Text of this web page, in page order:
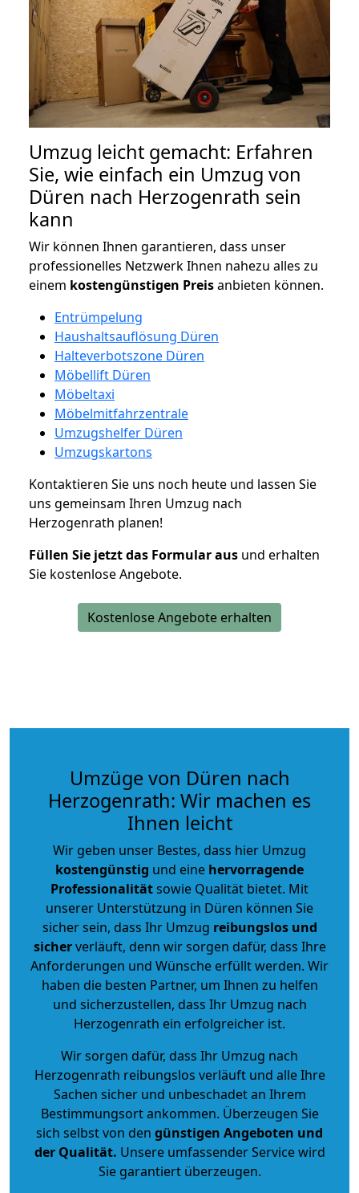
Umzug leicht gemacht: Erfahren
Sie, wie einfach ein Umzug von
Düren nach Herzogenrath sein
kann
Wir können Ihnen garantieren, dass unser
professionelles Netzwerk Ihnen nahezu alles zu
einem kostengünstigen Preisanbieten können.
Entrümpelung
Haushaltsauflösung Düren
Halteverbotszone Düren
Möbellift Düren
Möbeltaxi
Möbelmitfahrzentrale
Umzugshelfer Düren
Umzugskartons
Kontaktieren Sie uns noch heute und lassen Sie
uns gemeinsam Ihren Umzug nach
Herzogenrath planen!
Füllen Sie jetzt das Formular aus und erhalten
Sie kostenlose Angebote.
Kostenlose Angebote erhalten
Umzüge von Düren nach
Herzogenrath: Wir machen es
Ihnen leicht
Wir geben unser Bestes, dass hier Umzug
kostengünstig und eine hervorragende
Professionalitätsowie Qualität bietet. Mit
unserer Unterstützung in Düren können Sie
sicher sein, dass Ihr Umzug reibungslos und
sicherverläuft, denn wir sorgen dafür, dass Ihre
Anforderungen und Wünsche erfüllt werden. Wir
haben die besten Partner, um Ihnen zu helfen
und sicherzustellen, dass Ihr Umzug nach
Herzogenrath ein erfolgreicher ist.
Wir sorgen dafür, dass Ihr Umzug nach
Herzogenrath reibungslos verläuft und alle Ihre
Sachen sicher und unbeschadet an Ihrem
Bestimmungsort ankommen. Überzeugen Sie
sich selbst von den günstigen Angeboten und
der Qualität. Unsere umfassender Service wird
Sie garantiert überzeugen.